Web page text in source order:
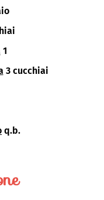
1
3 cucchiai
q.b.